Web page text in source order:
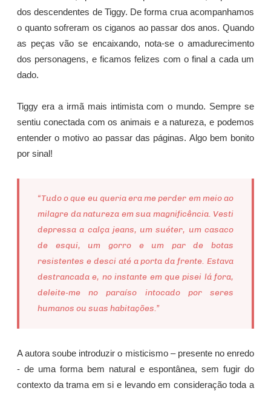
dos descendentes de Tiggy. De forma crua acompanhamos
o quanto sofreram os ciganos ao passar dos anos. Quando
as peças vão se encaixando, nota-se o amadurecimento
dos personagens, e ficamos felizes com o final a cada um
dado.
Tiggy era a irmã mais intimista com o mundo. Sempre se
sentiu conectada com os animais e a natureza, e podemos
entender o motivo ao passar das páginas. Algo bem bonito
por sinal!
“Tudo o que eu queria era me perder em meio ao
milagre da natureza em sua magnificência. Vesti
depressa a calça jeans, um suéter, um casaco
de esqui, um gorro e um par de botas
resistentes e desci até a porta da frente. Estava
destrancada e, no instante em que pisei lá fora,
deleite-me no paraíso intocado por seres
humanos ou suas habitações.”
A autora soube introduzir o misticismo – presente no enredo
- de uma forma bem natural e espontânea, sem fugir do
contexto da trama em si e levando em consideração toda a